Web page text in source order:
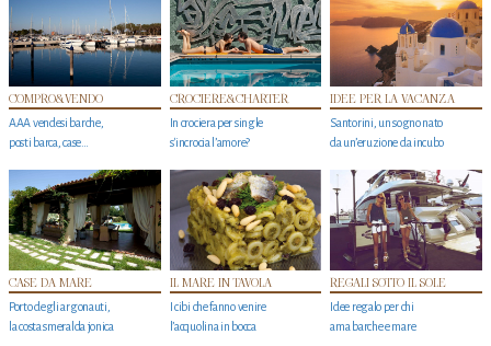
COMPRO&VENDO
AAA vendesi barche,
posti barca, case…
CROCIERE&CHARTER
In crociera per single
s'incrocia l’amore?
IDEE PER LA VACANZA
Santorini, un sogno nato
da un’eruzione da incubo
CASE DA MARE
Porto degli argonauti,
la costa smeralda jonica
IL MARE IN TAVOLA
I cibi che fanno venire
l’acquolina in bocca
REGALI SOTTO IL SOLE
Idee regalo per chi
ama barche e mare